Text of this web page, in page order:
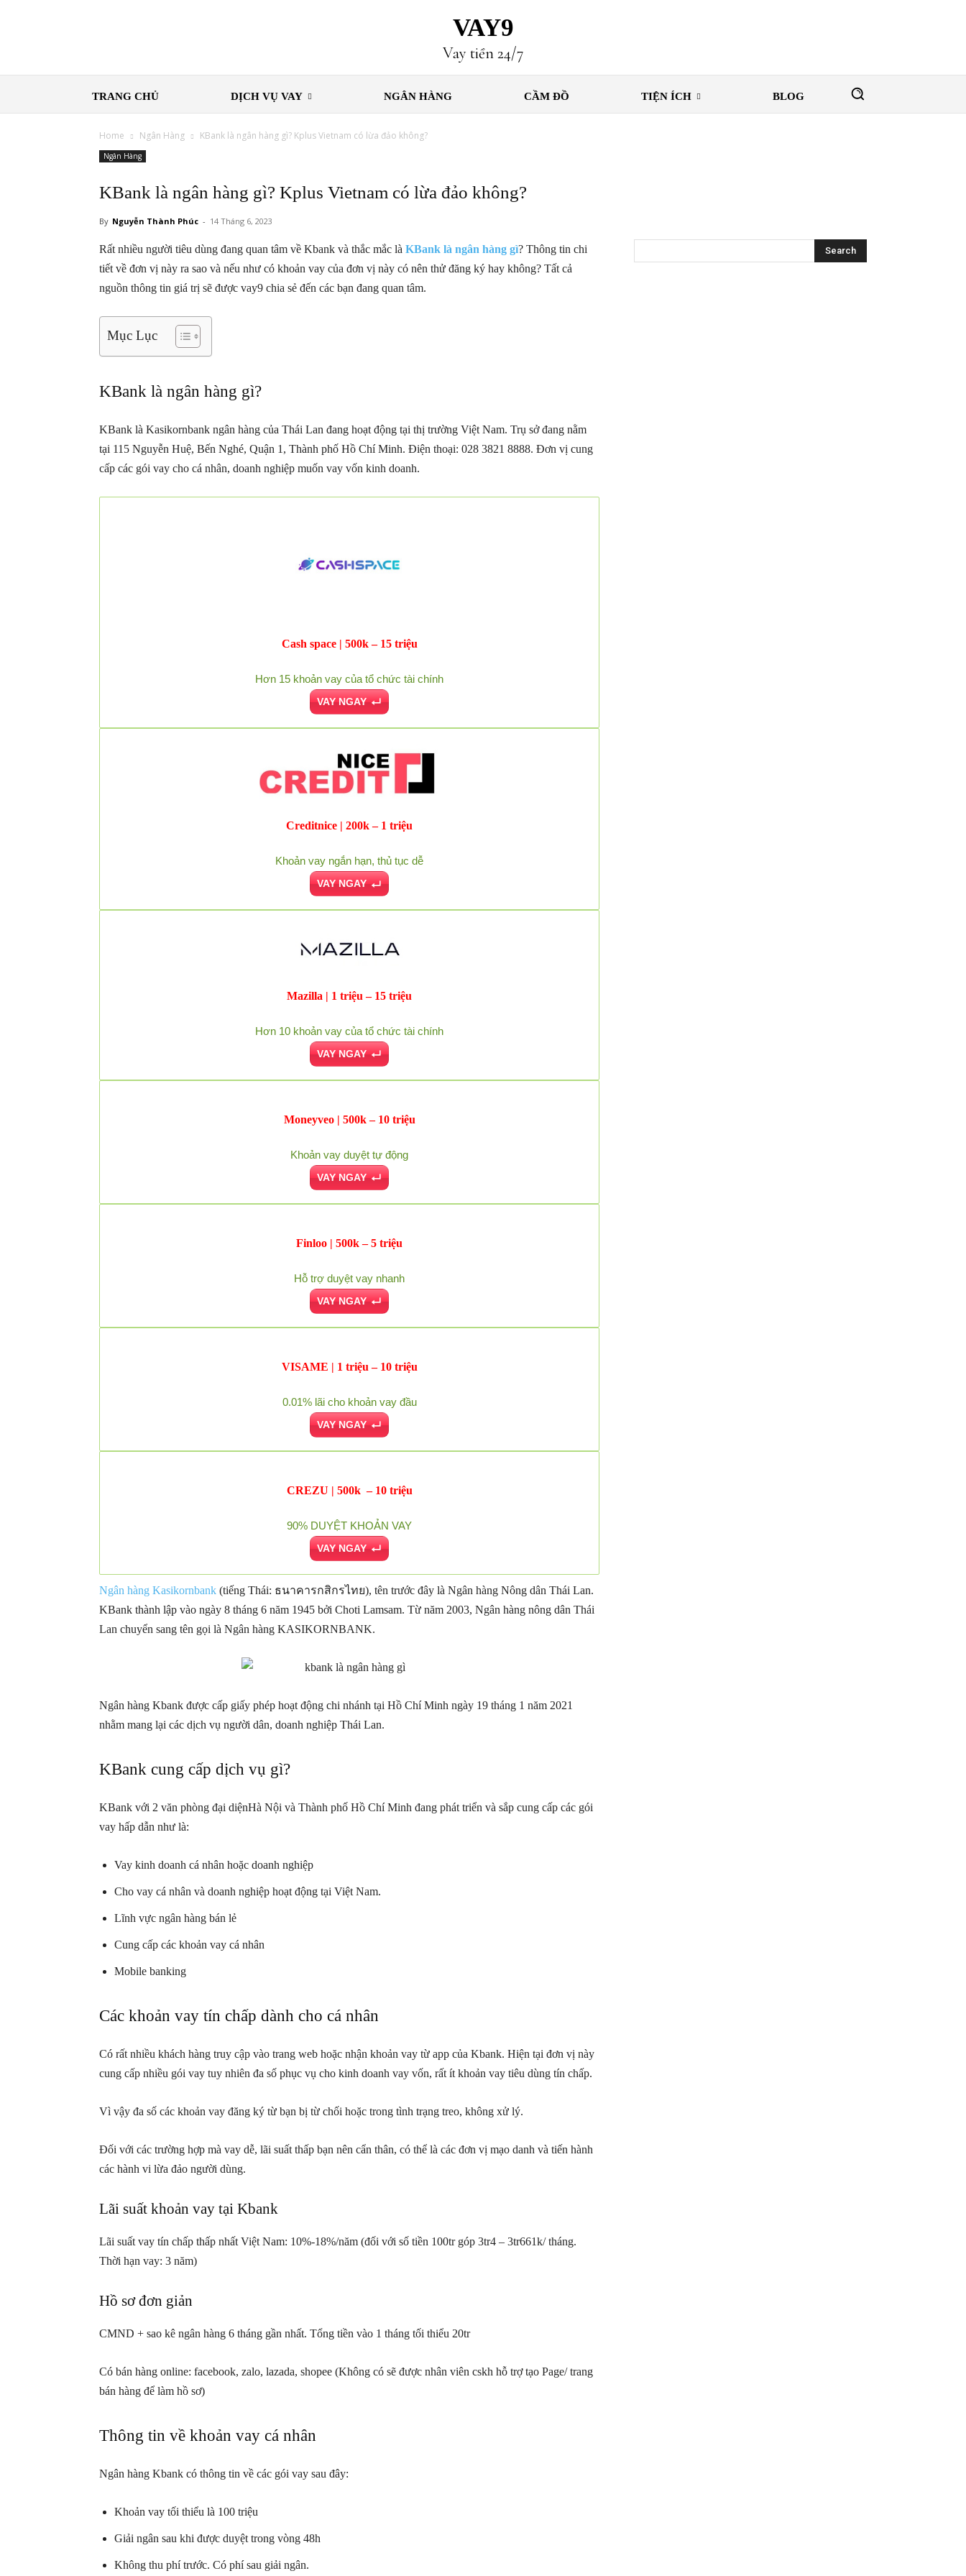
VAY9
Vay tiền 24/7
TRANG CHỦ DỊCH VỤ VAY NGÂN HÀNG CẦM ĐỒ TIỆN ÍCH BLOG
Home Ngân Hàng KBank là ngân hàng gì? Kplus Vietnam có lừa đảo không?
Ngân Hàng
KBank là ngân hàng gì? Kplus Vietnam có lừa đảo không?
By Nguyễn Thành Phúc - 14 Tháng 6, 2023
Rất nhiều người tiêu dùng đang quan tâm về Kbank và thắc mắc là KBank là ngân hàng gì? Thông tin chi
tiết về đơn vị này ra sao và nếu như có khoản vay của đơn vị này có nên thử đăng ký hay không? Tất cả
nguồn thông tin giá trị sẽ được vay9 chia sẻ đến các bạn đang quan tâm.
Mục Lục
KBank là ngân hàng gì?
KBank là Kasikornbank ngân hàng của Thái Lan đang hoạt động tại thị trường Việt Nam. Trụ sở đang nằm
tại 115 Nguyễn Huệ, Bến Nghé, Quận 1, Thành phố Hồ Chí Minh. Điện thoại: 028 3821 8888. Đơn vị cung
cấp các gói vay cho cá nhân, doanh nghiệp muốn vay vốn kinh doanh.
Cash space | 500k – 15 triệu
Hơn 15 khoản vay của tổ chức tài chính
VAY NGAY
Creditnice | 200k – 1 triệu
Khoản vay ngắn hạn, thủ tục dễ
VAY NGAY
Mazilla | 1 triệu – 15 triệu
Hơn 10 khoản vay của tổ chức tài chính
VAY NGAY
Moneyveo | 500k – 10 triệu
Khoản vay duyệt tự động
VAY NGAY
Finloo | 500k – 5 triệu
Hỗ trợ duyệt vay nhanh
VAY NGAY
VISAME | 1 triệu – 10 triệu
0.01% lãi cho khoản vay đầu
VAY NGAY
CREZU | 500k – 10 triệu
90% DUYỆT KHOẢN VAY
VAY NGAY
Ngân hàng Kasikornbank (tiếng Thái: ธนาคารกสิกรไทย), tên trước đây là Ngân hàng Nông dân Thái Lan.
KBank thành lập vào ngày 8 tháng 6 năm 1945 bởi Choti Lamsam. Từ năm 2003, Ngân hàng nông dân Thái
Lan chuyển sang tên gọi là Ngân hàng KASIKORNBANK.
Ngân hàng Kbank được cấp giấy phép hoạt động chi nhánh tại Hồ Chí Minh ngày 19 tháng 1 năm 2021
nhằm mang lại các dịch vụ người dân, doanh nghiệp Thái Lan.
KBank cung cấp dịch vụ gì?
KBank với 2 văn phòng đại diệnHà Nội và Thành phố Hồ Chí Minh đang phát triển và sắp cung cấp các gói
vay hấp dẫn như là:
Vay kinh doanh cá nhân hoặc doanh nghiệp
Cho vay cá nhân và doanh nghiệp hoạt động tại Việt Nam.
Lĩnh vực ngân hàng bán lẻ
Cung cấp các khoản vay cá nhân
Mobile banking
Các khoản vay tín chấp dành cho cá nhân
Có rất nhiều khách hàng truy cập vào trang web hoặc nhận khoản vay từ app của Kbank. Hiện tại đơn vị này
cung cấp nhiều gói vay tuy nhiên đa số phục vụ cho kinh doanh vay vốn, rất ít khoản vay tiêu dùng tín chấp.
Vì vậy đa số các khoản vay đăng ký từ bạn bị từ chối hoặc trong tình trạng treo, không xử lý.
Đối với các trường hợp mà vay dễ, lãi suất thấp bạn nên cẩn thân, có thể là các đơn vị mạo danh và tiến hành
các hành vi lừa đảo người dùng.
Lãi suất khoản vay tại Kbank
Lãi suất vay tín chấp thấp nhất Việt Nam: 10%-18%/năm (đối với số tiền 100tr góp 3tr4 – 3tr661k/ tháng.
Thời hạn vay: 3 năm)
Hồ sơ đơn giản
CMND + sao kê ngân hàng 6 tháng gần nhất. Tổng tiền vào 1 tháng tối thiểu 20tr
Có bán hàng online: facebook, zalo, lazada, shopee (Không có sẽ được nhân viên cskh hỗ trợ tạo Page/ trang
bán hàng để làm hồ sơ)
Thông tin về khoản vay cá nhân
Ngân hàng Kbank có thông tin về các gói vay sau đây:
Khoản vay tối thiểu là 100 triệu
Giải ngân sau khi được duyệt trong vòng 48h
Không thu phí trước. Có phí sau giải ngân.